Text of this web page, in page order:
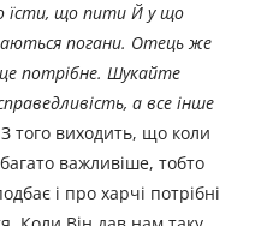
їсти, що пити Й у що
погани. Отець же
потрібне. Шукайте
а все інше
того виходить, що коли
важливіше, тобто
і про харчі потрібні